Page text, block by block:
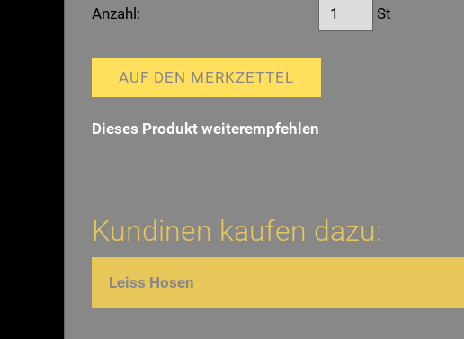
Anzahl: St
AUF DEN MERKZETTEL
Dieses Produkt weiterempfehlen
Kundinen kaufen dazu:
Leiss Hosen